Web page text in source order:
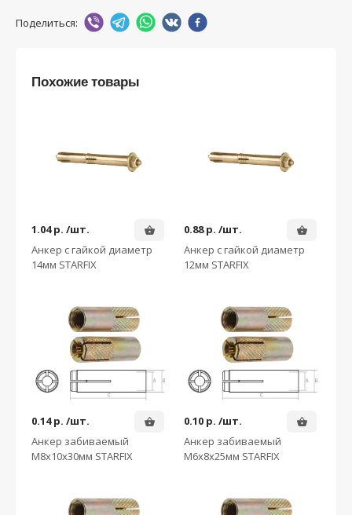
Поделиться:
Похожие товары
1.04 р. /шт.
Анкер с гайкой диаметр
14мм STARFIX
0.88 р. /шт.
Анкер с гайкой диаметр
12мм STARFIX
0.14 р. /шт.
Анкер забиваемый
М8х10х30мм STARFIX
0.10 р. /шт.
Анкер забиваемый
М6х8х25мм STARFIX